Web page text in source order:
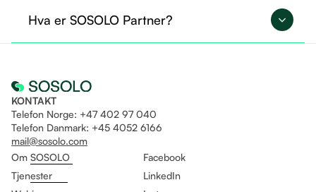
bruker. I tillegg får du mulighet til å ta i bruk flere
Hva er SOSOLO Partner?
KONTAKT
Telefon Norge: +47 402 97 040
Telefon Danmark: +45 4052 6166
mail@sosolo.com
Om SOSOLO
Tjenester
Facebook
LinkedIn